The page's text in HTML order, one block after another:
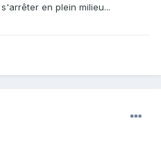
en plein milieu...